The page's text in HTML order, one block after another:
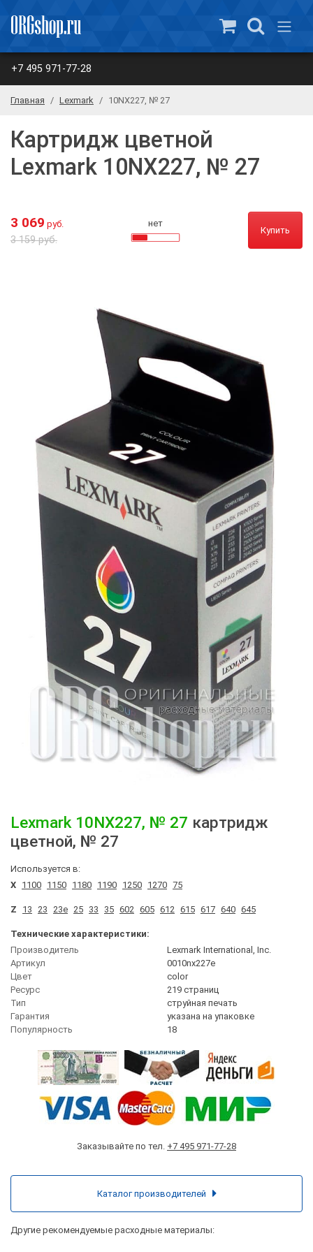
+7 495 971-77-28
Главная Lexmark 10NX227, № 27
Картридж цветной
Lexmark 10NX227, № 27
3 069 руб.
3 159 руб.
нет
Купить
Lexmark 10NX227, № 27 картридж
цветной, № 27
Используется в:
X 1100 1150 1180 1190 1250 1270 75
Z 13 23 23e 25 33 35 602 605 612 615 617 640 645
Технические характеристики:
Производитель
Lexmark International, Inc.
Артикул
0010nx227e
Цвет
сolor
Ресурс
219 страниц
Тип
струйная печать
Гарантия
указана на упаковке
Популярность
18
Заказывайте по тел. +7 495 971-77-28
Другие рекомендуемые расходные материалы: